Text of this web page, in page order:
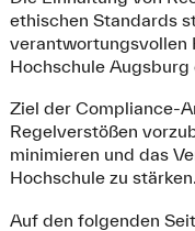
ethischen Standards
verantwortungsvollen
Hochschule Augsburg
Ziel der Compliance-
Regelverstößen
minimieren und das
Hochschule zu stärken.
Auf den folgenden